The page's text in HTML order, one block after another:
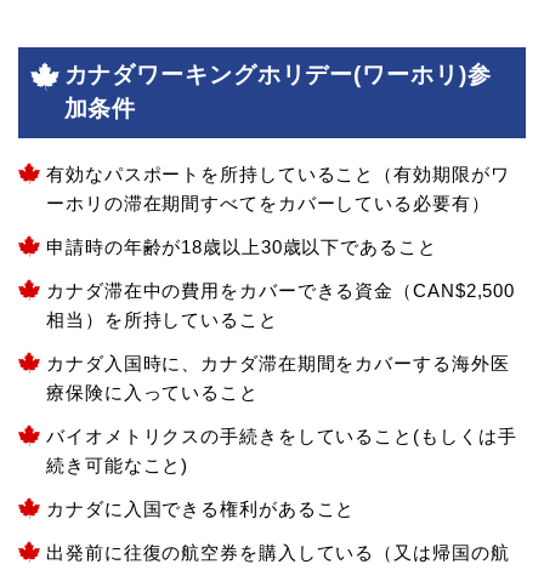
カナダワーキングホリデー(ワーホリ)参
加条件
有効なパスポートを所持していること（有効期限がワ
ーホリの滞在期間すべてをカバーしている必要有）
申請時の年齢が18歳以上30歳以下であること
カナダ滞在中の費用をカバーできる資金（CAN$2,500
相当）を所持していること
カナダ入国時に、カナダ滞在期間をカバーする海外医
療保険に入っていること
バイオメトリクスの手続きをしていること(もしくは手
続き可能なこと)
カナダに入国できる権利があること
出発前に往復の航空券を購入している（又は帰国の航